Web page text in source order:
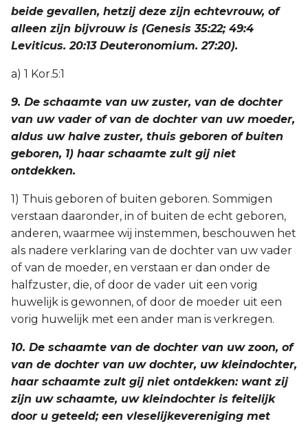
beide gevallen, hetzij deze zijn echtevrouw, of
alleen zijn bijvrouw is (Genesis 35:22; 49:4
Leviticus. 20:13 Deuteronomium. 27:20).
a) 1 Kor.5:1
9. De schaamte van uw zuster, van de dochter
van uw vader of van de dochter van uw moeder,
aldus uw halve zuster, thuis geboren of buiten
geboren, 1) haar schaamte zult gij niet
ontdekken.
1) Thuis geboren of buiten geboren. Sommigen
verstaan daaronder, in of buiten de echt geboren,
anderen, waarmee wij instemmen, beschouwen het
als nadere verklaring van de dochter van uw vader
of van de moeder, en verstaan er dan onder de
halfzuster, die, of door de vader uit een vorig
huwelijk is gewonnen, of door de moeder uit een
vorig huwelijk met een ander man is verkregen.
10. De schaamte van de dochter van uw zoon, of
van de dochter van uw dochter, uw kleindochter,
haar schaamte zult gij niet ontdekken: want zij
zijn uw schaamte, uw kleindochter is feitelijk
door u geteeld; een vleselijkevereniging met